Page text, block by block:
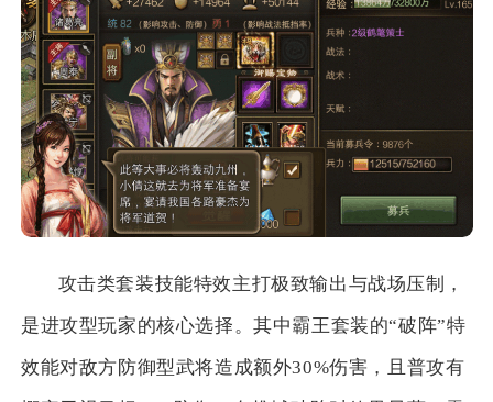
攻击类套装技能特效主打极致输出与战场压制，
是进攻型玩家的核心选择。其中霸王套装的“破阵”特
效能对敌方防御型武将造成额外30%伤害，且普攻有